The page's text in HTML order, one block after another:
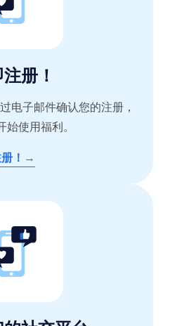
册！
电子邮件确认您的注册，
始使用福利。
！→